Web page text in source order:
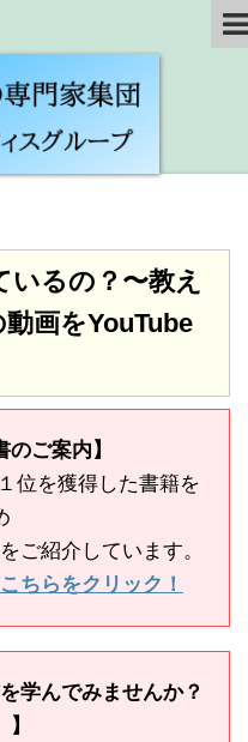
いるの？〜教え
画をYouTube
のご案内】
位を獲得した書籍を
ご紹介しています。
ちらをクリック！
学んでみませんか？